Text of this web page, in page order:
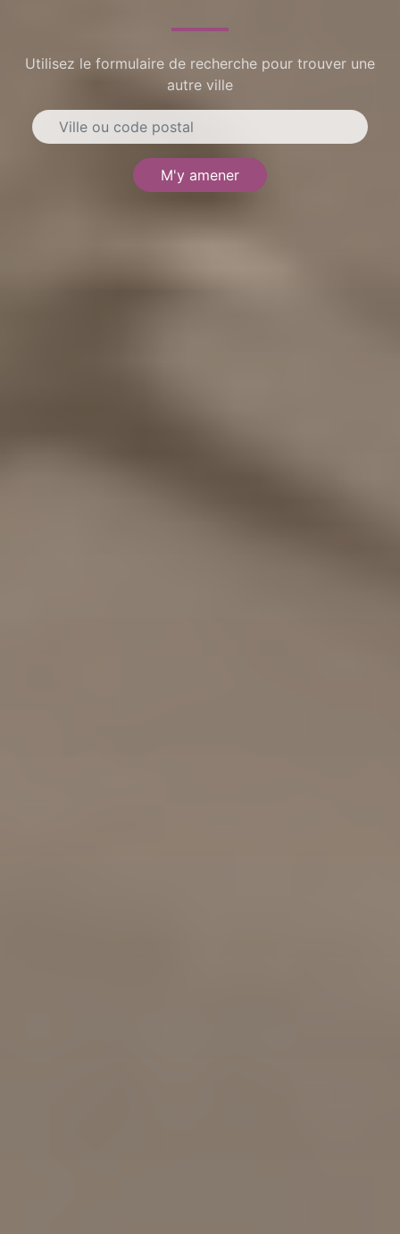
Utilisez le formulaire de recherche pour trouver une
autre ville
M'y amener